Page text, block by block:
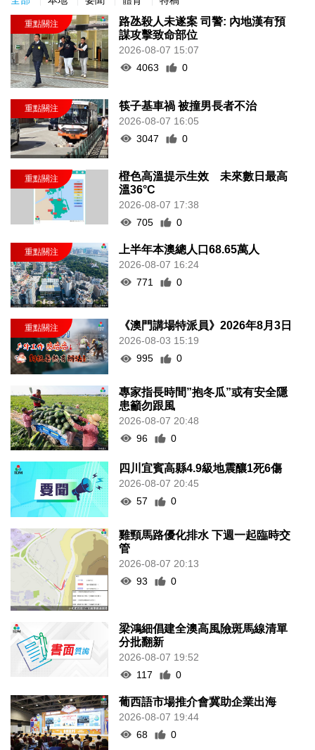
路氹殺人未遂案 司警: 內地漢有預
謀攻擊致命部位
2026-08-07 15:07
4063
0
2026-08-07 16:05
3047
0
溫36°C
2026-08-07 17:38
705
0
2026-08-07 16:24
771
0
2026-08-03 15:19
995
0
患籲勿跟風
2026-08-07 20:48
96
0
2026-08-07 20:45
57
0
管
2026-08-07 20:13
93
0
分批翻新
2026-08-07 19:52
117
0
2026-08-07 19:44
68
0